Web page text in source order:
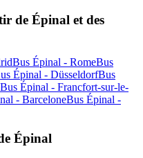
de Épinal et des
Bus Épinal - RomeBus
Épinal - DüsseldorfBus
Bus Épinal - Francfort-sur-le-
- BarceloneBus Épinal -
Épinal